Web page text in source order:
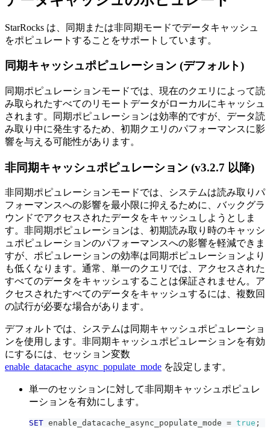
StarRocks は、同期または非同期モードでデータキャッシュ
をポピュレートすることをサポートしています。
同期キャッシュポピュレーション (デフォルト)
同期ポピュレーションモードでは、現在のクエリによって読
み取られたすべてのリモートデータがローカルにキャッシュ
されます。同期ポピュレーションは効率的ですが、データ読
み取り中に発生するため、初期クエリのパフォーマンスに影
響を与える可能性があります。
非同期キャッシュポピュレーション (v3.2.7 以降)
非同期ポピュレーションモードでは、システムは読み取りパ
フォーマンスへの影響を最小限に抑えるために、バックグラ
ウンドでアクセスされたデータをキャッシュしようとしま
す。非同期ポピュレーションは、初期読み取り時のキャッシ
ュポピュレーションのパフォーマンスへの影響を軽減できま
すが、ポピュレーションの効率は同期ポピュレーションより
も低くなります。通常、単一のクエリでは、アクセスされた
すべてのデータをキャッシュすることは保証されません。ア
クセスされたすべてのデータをキャッシュするには、複数回
の試行が必要な場合があります。
デフォルトでは、システムは同期キャッシュポピュレーショ
ンを使用します。非同期キャッシュポピュレーションを有効
にするには、セッション変数
enable_datacache_async_populate_mode を設定します。
単一のセッションに対して非同期キャッシュポピュレ
ーションを有効にします。
SET enable_datacache_async_populate_mode = true ;